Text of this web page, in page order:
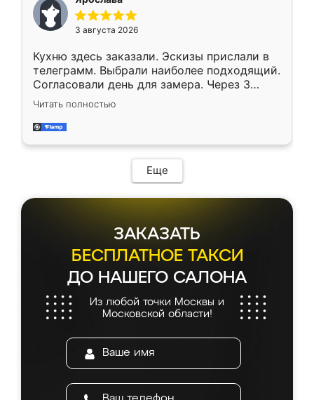
3 августа 2026
Кухню здесь заказали. Эскизы прислали в
телеграмм. Выбрали наиболее подходящий.
Согласовали день для замера. Через 3
недели кухня была уже готова. Остались
довольны работой. Спасибо Ренессанс
мебель за качественную работу!
Читать полностью
Еще
ЗАКАЗАТЬ
БЕСПЛАТНОЕ ТАКСИ
ДО НАШЕГО САЛОНА
Из любой точки Москвы и
Московской области!